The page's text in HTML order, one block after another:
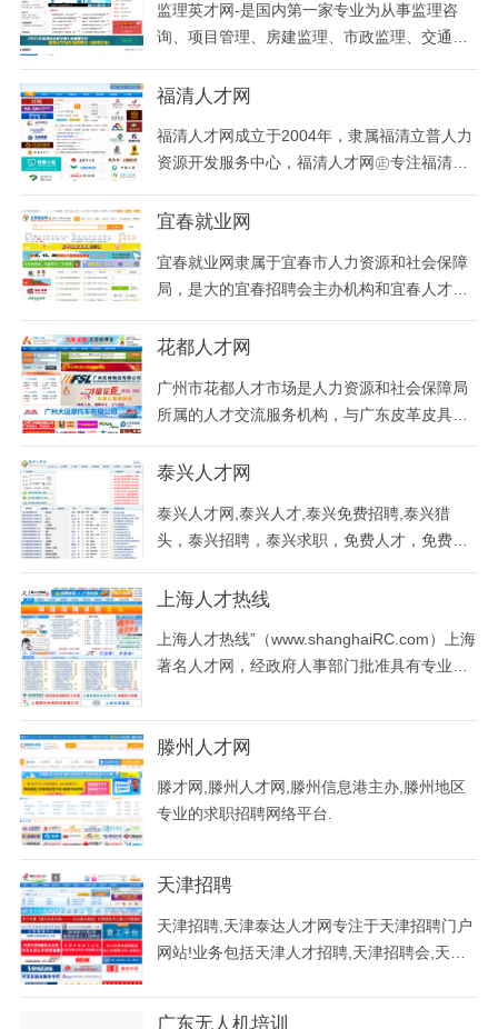
才市场唯一官方网站
监理英才网-是国内第一家专业为从事监理咨
询、项目管理、房建监理、市政监理、交通监
理、水利监理、装饰监理等监理行业人才求职
福清人才网
福清人才网成立于2004年，隶属福清立普人力
资源开发服务中心，福清人才网㊣专注福清家
平台！福清人才网【LP91.COM】创办于2004
人才招聘行业网站树立榜样。
宜春就业网
宜春就业网隶属于宜春市人力资源和社会保障
局，是大的宜春招聘会主办机构和宜春人才网
人才人事信息，宜春本地找工作首选平台！覆
上高县，宜丰县，铜鼓县，万载县，市十个县
（市、区）、新余、萍乡等地区，每月6、1
5、30日定期
花都人才网
广州市花都人才市场是人力资源和社会保障局
所属的人才交流服务机构，与广东皮革皮具人
之日起就被赋予了全新的服务意识和管理理
品质的人才资源相关服务，她是花都区目前规
模大、服务功能全的人才资源供应商，向社会
各界提供以下
泰兴人才网
泰兴人才网,泰兴人才,泰兴免费招聘,泰兴猎
头，泰兴招聘，泰兴求职，免费人才，免费招
毕业生信息
上海人才热线
上海人才热线”（www.shanghaiRC.com）上海
著名人才网，经政府人事部门批准具有专业资
证》，专业、权威！获《信得过人才服务机
构》荣誉！首批获得政府人事部门颁发的人才
单位，
滕州人才网
滕才网,滕州人才网,滕州信息港主办,滕州地区
专业的求职招聘网络平台.
天津招聘
天津招聘,天津泰达人才网专注于天津招聘门户
网站!业务包括天津人才招聘,天津招聘会,天津
广东无人机培训